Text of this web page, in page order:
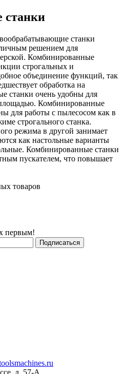
станки
станки
решением для
Комбинированные
строгальных и
объединение функций, так
обработка на
станки очень удобны для
Комбинированные
для работы с пылесосом как в
строгального станка.
режима в другой занимает
как настольные варианты
Комбинированные станки
пускателем, что повышает
товаров
первым!
д. 57-А